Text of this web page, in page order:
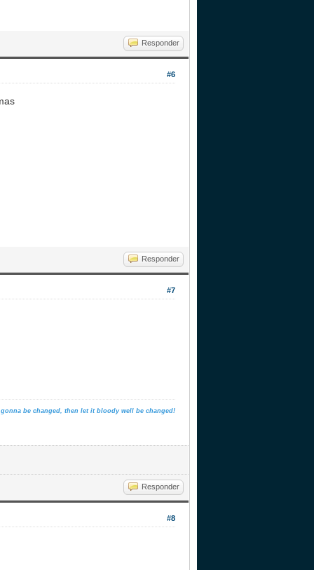
Responder
#6
Responder
#7
be changed, then let it bloody well be changed!
Responder
#8